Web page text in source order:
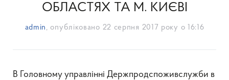
ОБЛАСТЯХ ТА М. КИЄВІ
admin , опубліковано 22 серпня 2017 року о 16:16
В Головному управлінні Держпродспоживслужби в